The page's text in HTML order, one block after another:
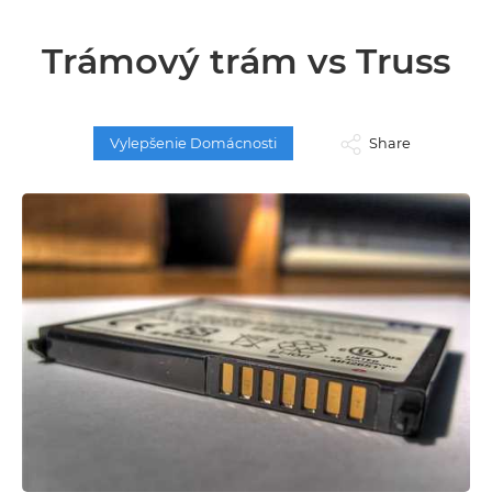
Trámový trám vs Truss
Vylepšenie Domácnosti Share